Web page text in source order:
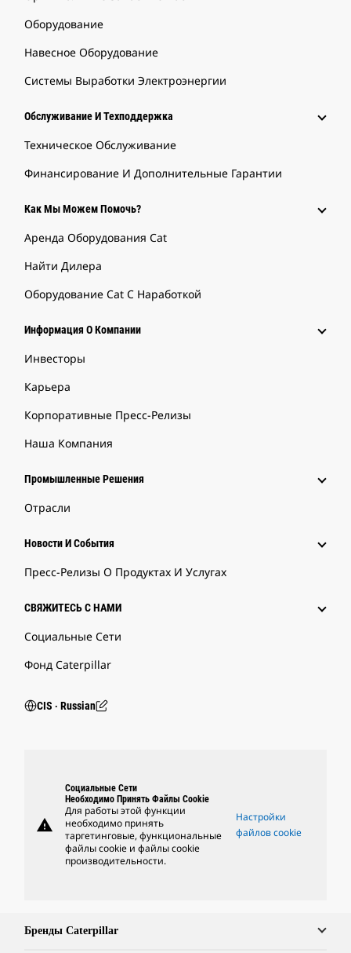
Оборудование
Навесное Оборудование
Системы Выработки Электроэнергии
Обслуживание И Техподдержка
Техническое Обслуживание
Финансирование И Дополнительные Гарантии
Как Мы Можем Помочь?
Аренда Оборудования Cat
Найти Дилера
Оборудование Cat С Наработкой
Информация О Компании
Инвесторы
Карьера
Корпоративные Пресс-Релизы
Наша Компания
Промышленные Решения
Отрасли
Новости И События
Пресс-Релизы О Продуктах И Услугах
СВЯЖИТЕСЬ С НАМИ
Социальные Сети
Фонд Caterpillar
CIS ‧ Russian
warning
Социальные Сети
Необходимо Принять Файлы Cookie
Для работы этой функции
необходимо принять
таргетинговые, функциональные
файлы cookie и файлы cookie
производительности.
Настройки
файлов cookie
Бренды Caterpillar